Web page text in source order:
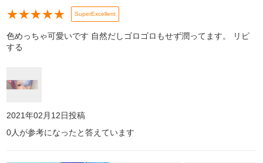
★★★★★ SuperExcellent
色めっちゃ可愛いです 自然だしゴロゴロもせず潤ってます。 リピ
する
2021年02月12日投稿
0人が参考になったと答えています